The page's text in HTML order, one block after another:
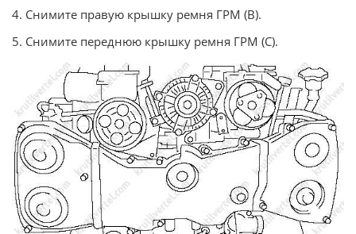
4. Снимите правую крышку ремня ГРМ (В).
5. Снимите переднюю крышку ремня ГРМ (С).